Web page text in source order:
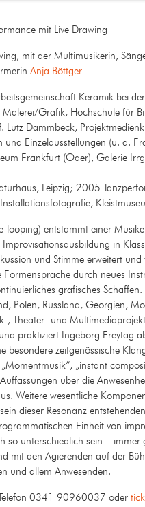
mit Live Drawing
mit der Multimusikerin,
Anja Böttger
Keramik bei
Grafik, Hochschule für
Dammbeck,
Einzelausstellungen (u. a.
Frankfurt (Oder), Galerie
Leipzig; 2005
looping) entstammt einer
in
und Stimme erweitert
durch neues
grafisches
Polen, Russland, Georgien,
Theater- und
praktiziert Ingeborg Freytag
zeitgenössische
„instant
über die
Weitere wesentliche
dieser Resonanz
Einheit von
unterschiedlich sein – immer
mit den Agierenden auf der
und allem Anwesenden.
0341 90960037 oder